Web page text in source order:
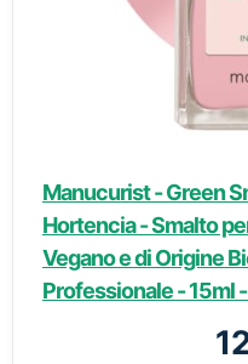
Manucurist - Green
Hortencia - Smalto
Vegano e di Origine
Professionale - 15ml